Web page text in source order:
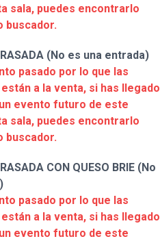
sala, puedes encontrarlo
buscador.
(No es una entrada)
pasado por lo que las
a la venta, si has llegado
evento futuro de este
sala, puedes encontrarlo
buscador.
CON QUESO BRIE (No
pasado por lo que las
a la venta, si has llegado
evento futuro de este